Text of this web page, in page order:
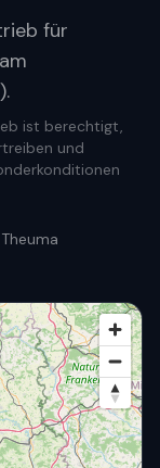
für
ist berechtigt,
und